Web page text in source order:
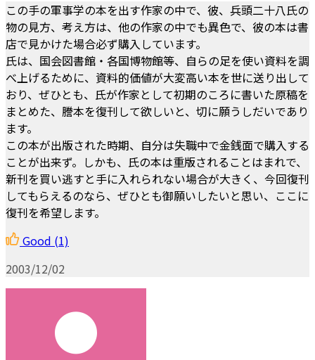
この手の軍事学の本を出す作家の中で、彼、兵頭二十八氏の
物の見方、考え方は、他の作家の中でも異色で、彼の本は書
店で見かけた場合必ず購入しています。
氏は、国会図書館・各国博物館等、自らの足を使い資料を調
べ上げるために、資料的価値が大変高い本を世に送り出して
おり、ぜひとも、氏が作家として初期のころに書いた原稿を
まとめた、謄本を復刊して欲しいと、切に願うしだいであり
ます。
この本が出版された時期、自分は失職中で金銭面で購入する
ことが出来ず。しかも、氏の本は重版されることはまれで、
新刊を買い逃すと手に入れられない場合が大きく、今回復刊
してもらえるのなら、ぜひとも御願いしたいと思い、ここに
復刊を希望します。
Good (1)
2003/12/02